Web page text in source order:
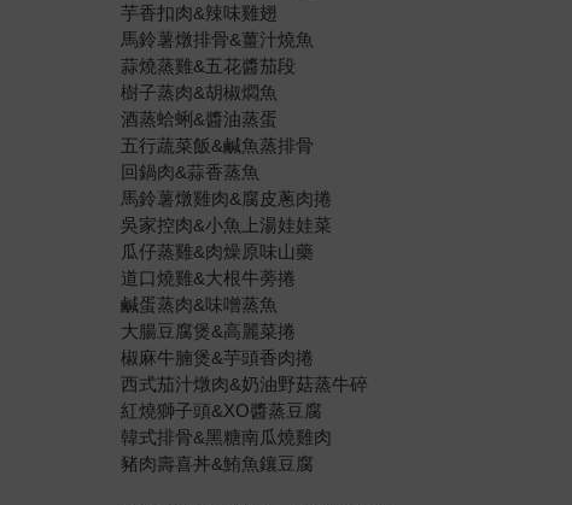
芋香扣肉&辣味雞翅
馬鈴薯燉排骨&薑汁燒魚
蒜燒蒸雞&五花醬茄段
樹子蒸肉&胡椒燜魚
酒蒸蛤蜊&醬油蒸蛋
五行蔬菜飯&鹹魚蒸排骨
回鍋肉&蒜香蒸魚
馬鈴薯燉雞肉&腐皮蔥肉捲
吳家控肉&小魚上湯娃娃菜
瓜仔蒸雞&肉燥原味山藥
道口燒雞&大根牛蒡捲
鹹蛋蒸肉&味噌蒸魚
大腸豆腐煲&高麗菜捲
椒麻牛腩煲&芋頭香肉捲
西式茄汁燉肉&奶油野菇蒸牛碎
紅燒獅子頭&XO醬蒸豆腐
韓式排骨&黑糖南瓜燒雞肉
豬肉壽喜丼&鮪魚鑲豆腐